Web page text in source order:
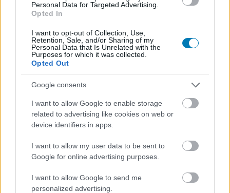
Personal Data for Targeted Advertising.
Opted In
I want to opt-out of Collection, Use,
Retention, Sale, and/or Sharing of my
Personal Data that Is Unrelated with the
Purposes for which it was collected.
Opted Out
Google consents
I want to allow Google to enable storage
related to advertising like cookies on web or
device identifiers in apps.
I want to allow my user data to be sent to
Google for online advertising purposes.
I want to allow Google to send me
personalized advertising.
Keveset tudunk róla, de
elképzelhetetlen, hogy nem
lesz jó Ryan Gosling Star Wars-
filmje